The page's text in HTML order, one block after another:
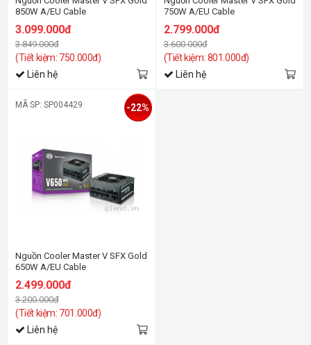
850W A/EU Cable
3.099.000đ
3.849.000đ
(Tiết kiệm: 750.000đ)
Liên hệ
750W A/EU Cable
2.799.000đ
3.600.000đ
(Tiết kiệm: 801.000đ)
Liên hệ
MÃ SP: SP004429
Nguồn Cooler Master V SFX Gold
650W A/EU Cable
2.499.000đ
3.200.000đ
(Tiết kiệm: 701.000đ)
-22%
Liên hệ